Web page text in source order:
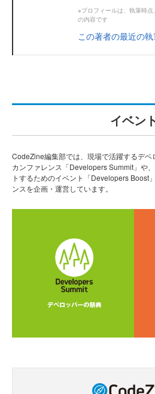
※プロフィールは、執筆時
の内容です
この著者の最近の
イベント
CodeZine編集部では、現場で活躍するデ
カンファレンス「Developers Summit」や
トするためのイベント「Developers Boost
ンスを企画・運営しています。